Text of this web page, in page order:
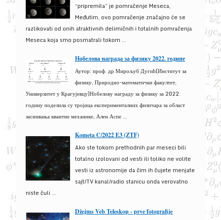
“pripremila” je pomračenje Meseca,
Međutim, ovo pomračenje značajno će se
razlikovati od onih atraktivnih delimičnih i totalnih pomračenja
Meseca koja smo posmatrali tokom ...
Нобелова награда за физику 2022. године
Аутор: проф. др Мирољуб Дугић(Институт за
физику, Природно-математички факултет,
Универзитет у Крагујевцу)Нобелову награду за физику за 2022.
годину поделила су тројица експерименталних физичара за област
заснивања квантне механике, Ален Аспе ...
Kometa C/2022 E3 (ZTF)
Ako ste tokom prethodnih par meseci bili
totalno izolovani od vesti ili toliko ne volite
vesti iz astronomije da čim ih čujete menjate
sajt/TV kanal/radio stanicu onda verovatno
niste čuli ...
Džejms Veb Teleskop - prve fotografije